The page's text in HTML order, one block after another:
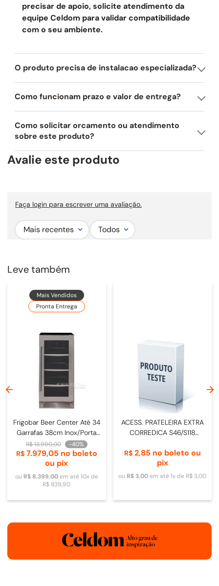
Iluminação em LED: dois spots de LED de 1 W iluminam a área de cocção
com eficiência, proporcionando excelente visibilidade durante o preparo
e menor consumo de energia.
eliminação de odores.
de sucção com uma experiência mais confortável durante o uso.
Largura comercial: 90 cm.
precisar de apoio, solicite atendimento da
equipe Celdom para validar compatibilidade
com o seu ambiente.
O produto precisa de instalacao especializada?
Como funcionam prazo e valor de entrega?
Como solicitar orcamento ou atendimento
sobre este produto?
Avalie este produto
Faça login para escrever uma avaliação.
Mais recentes Todos
Leve também
Mais Vendidos
Pronta Entrega
Frigobar Beer Center Até 34
Garrafas 38cm Inox/Porta
de Vidro - 4093840009
R$13.990,00 -40%
R$ 7.979,05 no boleto
ou pix
ou R$ 8.399,00em até10x de
R$ 839,90
ACESS. PRATELEIRA EXTRA
CORREDICA S46/S118
R$ 2,85 no boleto ou
pix
ou R$ 3,00em até1x de R$ 3,00